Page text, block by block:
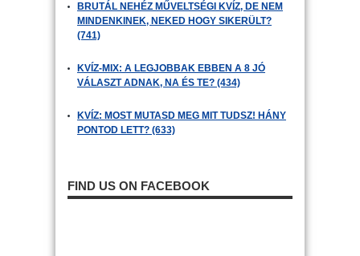
BRUTÁL NEHÉZ MŰVELTSÉGI KVÍZ, DE NEM
MINDENKINEK, NEKED HOGY SIKERÜLT?
(741)
KVÍZ-MIX: A LEGJOBBAK EBBEN A 8 JÓ
VÁLASZT ADNAK, NA ÉS TE? (434)
KVÍZ: MOST MUTASD MEG MIT TUDSZ! HÁNY
PONTOD LETT? (633)
FIND US ON FACEBOOK